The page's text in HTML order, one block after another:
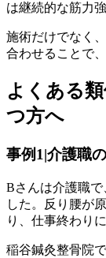
は継続的な筋力
施術だけでなく
合わせることで
よくある
つ方へ
事例1|介護職
Bさんは介護職
した。反り腰が
り、仕事終わり
稲谷鍼灸整骨院